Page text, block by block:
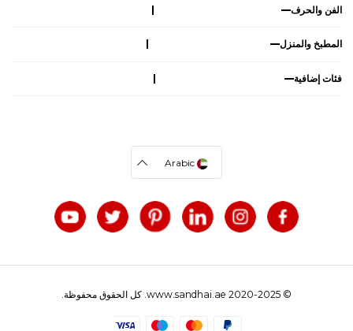
الفن والحرف
المطبخ والمنزل
فئات إضافية
Arabic
© 2020-2025 www.sandhai.ae. كل الحقوق محفوظة.